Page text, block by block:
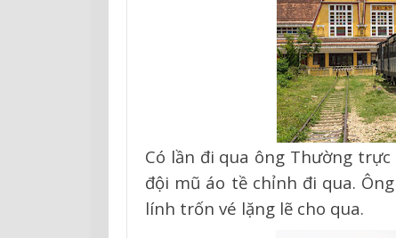
Có lần đi qua ông Thường
đội mũ áo tề chỉnh đi qua.
lính trốn vé lặng lẽ cho qua.